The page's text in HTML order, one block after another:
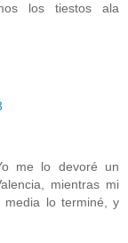
los tiestos ala
me lo devoré un
mientras mi
lo terminé, y